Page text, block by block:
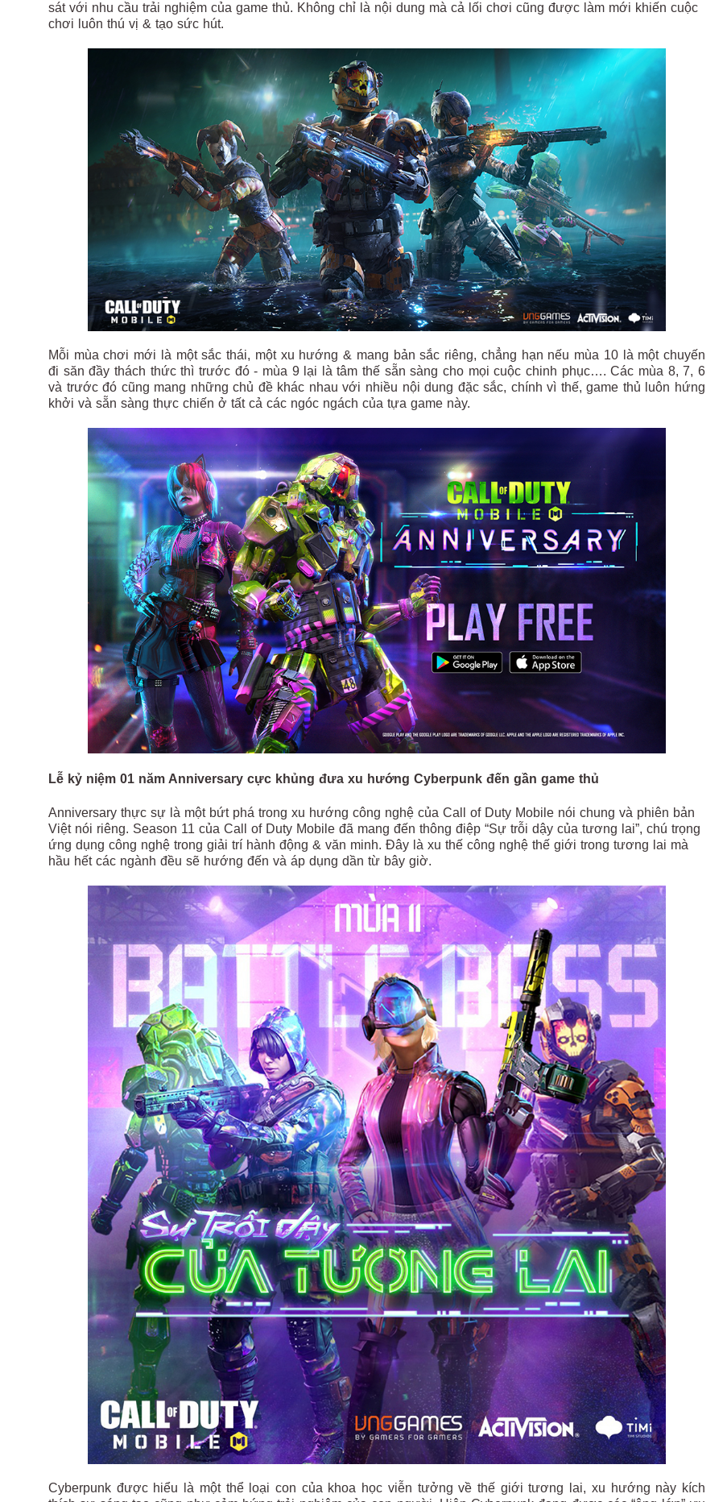
sát với nhu cầu trải nghiệm của game thủ. Không chỉ là nội dung mà cả lối chơi cũng được làm mới khiến cuộc
chơi luôn thú vị & tạo sức hút.
Mỗi mùa chơi mới là một sắc thái, một xu hướng & mang bản sắc riêng, chẳng hạn nếu mùa 10 là một chuyến
đi săn đầy thách thức thì trước đó - mùa 9 lại là tâm thế sẵn sàng cho mọi cuộc chinh phục…. Các mùa 8, 7, 6
và trước đó cũng mang những chủ đề khác nhau với nhiều nội dung đặc sắc, chính vì thế, game thủ luôn hứng
khởi và sẵn sàng thực chiến ở tất cả các ngóc ngách của tựa game này.
Lễ kỷ niệm 01 năm Anniversary cực khủng đưa xu hướng Cyberpunk đến gần game thủ
Anniversary thực sự là một bứt phá trong xu hướng công nghệ của Call of Duty Mobile nói chung và phiên bản
Việt nói riêng. Season 11 của Call of Duty Mobile đã mang đến thông điệp “Sự trỗi dậy của tương lai”, chú trọng
ứng dụng công nghệ trong giải trí hành động & văn minh. Đây là xu thế công nghệ thế giới trong tương lai mà
hầu hết các ngành đều sẽ hướng đến và áp dụng dần từ bây giờ.
Cyberpunk được hiểu là một thể loại con của khoa học viễn tưởng về thế giới tương lai, xu hướng này kích